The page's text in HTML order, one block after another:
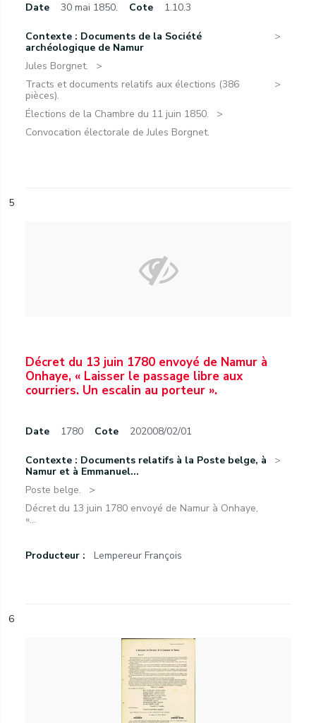
Date 30 mai 1850. Cote 1.10.3
Contexte : Documents de la Société
archéologique de Namur
Jules Borgnet.
Tracts et documents relatifs aux élections (386
pièces).
Élections de la Chambre du 11 juin 1850.
Convocation électorale de Jules Borgnet.
5
Décret du 13 juin 1780 envoyé de Namur à
Onhaye, « Laisser le passage libre aux
courriers. Un escalin au porteur ».
Date 1780 Cote 202008/02/01
Contexte : Documents relatifs à la Poste belge, à
Namur et à Emmanuel...
Poste belge.
Décret du 13 juin 1780 envoyé de Namur à Onhaye,
«...
Producteur : Lempereur François
6